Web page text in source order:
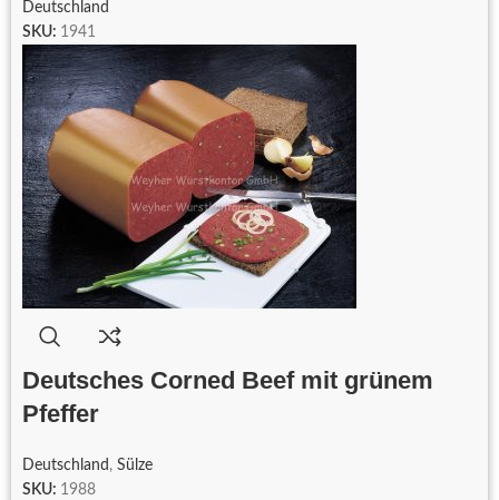
Deutschland
SKU: 1941
Deutsches Corned Beef mit grünem
Pfeffer
Deutschland , Sülze
SKU: 1988